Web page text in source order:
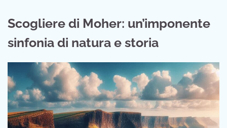
Scogliere di Moher: un’imponente
sinfonia di natura e storia